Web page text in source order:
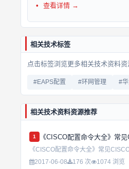
查看详情 →
相关技术标签
点击标签浏览更多相关技术资料资
#EAPS配置 #环网管理 #
相关技术资料资源推荐
1 《CISCO配置命令大全》常
《CISCO配置命令大全》常见
2017-06-08
176 次 1074 浏览